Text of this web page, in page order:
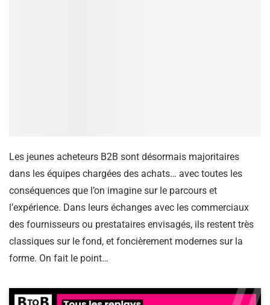
Les jeunes acheteurs B2B sont désormais majoritaires
dans les équipes chargées des achats… avec toutes les
conséquences que l’on imagine sur le parcours et
l’expérience. Dans leurs échanges avec les commerciaux
des fournisseurs ou prestataires envisagés, ils restent très
classiques sur le fond, et foncièrement modernes sur la
forme. On fait le point…